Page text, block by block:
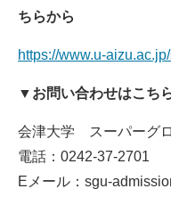
ちらから
https://www.u-
▼お問い合わせはこち
会津大学 スーパーグ
電話：0242-37-2701
Eメール：sgu-